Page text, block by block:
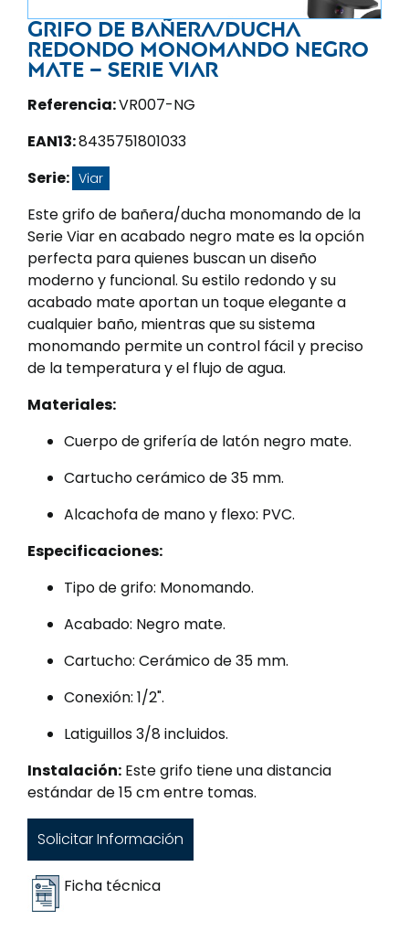
Grifo de bañera/ducha
redondo monomando negro
mate – Serie Viar
Referencia:VR007-NG
EAN13:8435751801033
Serie: Viar
Este grifo de bañera/ducha monomando de la
Serie Viar en acabado negro mate es la opción
perfecta para quienes buscan un diseño
moderno y funcional. Su estilo redondo y su
acabado mate aportan un toque elegante a
cualquier baño, mientras que su sistema
monomando permite un control fácil y preciso
de la temperatura y el flujo de agua.
Materiales:
Cuerpo de grifería de latón negro mate.
Cartucho cerámico de 35 mm.
Alcachofa de mano y flexo: PVC.
Especificaciones:
Tipo de grifo: Monomando.
Acabado: Negro mate.
Cartucho: Cerámico de 35 mm.
Conexión: 1/2".
Latiguillos 3/8 incluidos.
Instalación: Este grifo tiene una distancia
estándar de 15 cm entre tomas.
Solicitar Información
Ficha técnica